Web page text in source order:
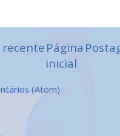
recentePágina
inicial
(Atom)